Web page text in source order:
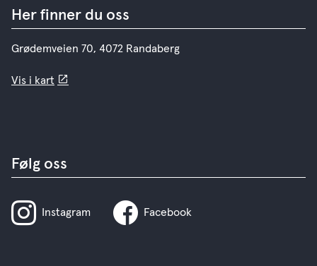
Her finner du oss
Grødemveien 70, 4072 Randaberg
Vis i kart
Følg oss
Instagram Facebook